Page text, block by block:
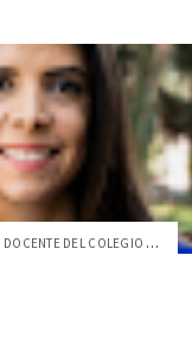
DANIELA SALAZAR, DOCENTE DEL COLEGIO DE ...